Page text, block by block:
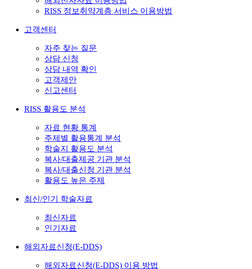
RISS 정보취약계층 서비스 이용방법
고객센터
자주 찾는 질문
상담 신청
상담 내역 확인
고객제안
신고센터
RISS 활용도 분석
자료 현황 통계
주제별 활용통계 분석
학술지 활용도 분석
복사/대출제공 기관 분석
복사/대출신청 기관 분석
활용도 높은 주제
최신/인기 학술자료
최신자료
인기자료
해외자료신청(E-DDS)
해외자료신청(E-DDS) 이용 방법